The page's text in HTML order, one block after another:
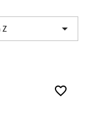
Z 
favorite_border